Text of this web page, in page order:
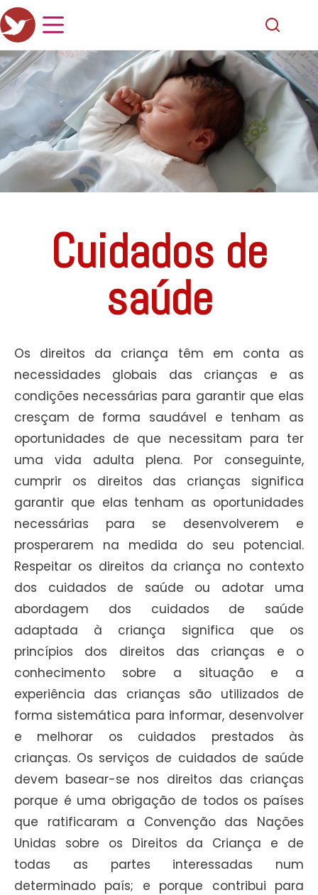
Cuidados de
saúde
Os direitos da criança têm em conta as
necessidades globais das crianças e as
condições necessárias para garantir que elas
cresçam de forma saudável e tenham as
oportunidades de que necessitam para ter
uma vida adulta plena. Por conseguinte,
cumprir os direitos das crianças significa
garantir que elas tenham as oportunidades
necessárias para se desenvolverem e
prosperarem na medida do seu potencial.
Respeitar os direitos da criança no contexto
dos cuidados de saúde ou adotar uma
abordagem dos cuidados de saúde
adaptada à criança significa que os
princípios dos direitos das crianças e o
conhecimento sobre a situação e a
experiência das crianças são utilizados de
forma sistemática para informar, desenvolver
e melhorar os cuidados prestados às
crianças. Os serviços de cuidados de saúde
devem basear-se nos direitos das crianças
porque é uma obrigação de todos os países
que ratificaram a Convenção das Nações
Unidas sobre os Direitos da Criança e de
todas as partes interessadas num
determinado país; e porque contribui para